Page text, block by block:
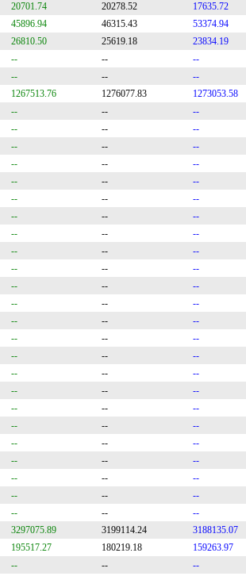
20701.74 20278.52 17635.72
45896.94 46315.43 53374.94
26810.50 25619.18 23834.19
-- -- --
-- -- --
1267513.76 1276077.83 1273053.58
-- -- --
-- -- --
-- -- --
-- -- --
-- -- --
-- -- --
-- -- --
-- -- --
-- -- --
-- -- --
-- -- --
-- -- --
-- -- --
-- -- --
-- -- --
-- -- --
-- -- --
-- -- --
-- -- --
-- -- --
-- -- --
-- -- --
-- -- --
-- -- --
3297075.89 3199114.24 3188135.07
195517.27 180219.18 159263.97
-- -- --